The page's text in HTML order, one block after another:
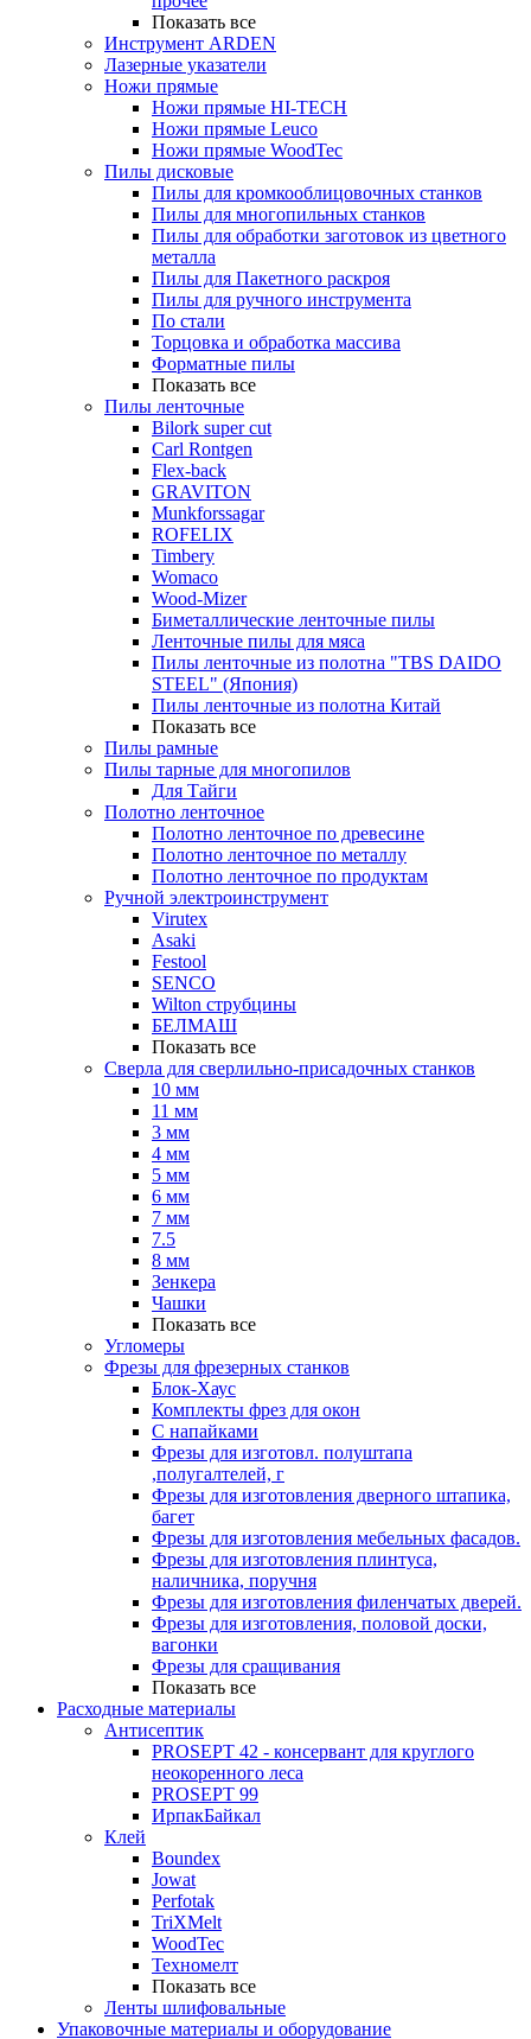
Показать все
Инструмент ARDEN
Лазерные указатели
Ножи прямые
Ножи прямые HI-TECH
Ножи прямые Leuco
Ножи прямые WoodTec
Пилы дисковые
Пилы для кромкооблицовочных станков
Пилы для многопильных станков
Пилы для обработки заготовок из цветного
металла
Пилы для Пакетного раскроя
Пилы для ручного инструмента
По стали
Торцовка и обработка массива
Форматные пилы
Показать все
Пилы ленточные
Bilork super cut
Carl Rontgen
Flex-back
GRAVITON
Munkforssagar
ROFELIX
Timbery
Womaco
Wood-Mizer
Биметаллические ленточные пилы
Ленточные пилы для мяса
Пилы ленточные из полотна "TBS DAIDO
STEEL" (Япония)
Пилы ленточные из полотна Китай
Показать все
Пилы рамные
Пилы тарные для многопилов
Для Тайги
Полотно ленточное
Полотно ленточное по древесине
Полотно ленточное по металлу
Полотно ленточное по продуктам
Ручной электроинструмент
Virutex
Asaki
Festool
SENCO
Wilton струбцины
БЕЛМАШ
Показать все
Сверла для сверлильно-присадочных станков
10 мм
11 мм
3 мм
4 мм
5 мм
6 мм
7 мм
7.5
8 мм
Зенкера
Чашки
Показать все
Угломеры
Фрезы для фрезерных станков
Блок-Хаус
Комплекты фрез для окон
С напайками
Фрезы для изготовл. полуштапа
,полугалтелей, г
Фрезы для изготовления дверного штапика,
багет
Фрезы для изготовления мебельных фасадов.
Фрезы для изготовления плинтуса,
наличника, поручня
Фрезы для изготовления филенчатых дверей.
Фрезы для изготовления, половой доски,
вагонки
Фрезы для сращивания
Показать все
Расходные материалы
Антисептик
PROSEPT 42 - консервант для круглого
неокоренного леса
PROSEPT 99
ИрпакБайкал
Клей
Boundex
Jowat
Perfotak
TriXMelt
WoodTec
Техномелт
Показать все
Ленты шлифовальные
Упаковочные материалы и оборудование